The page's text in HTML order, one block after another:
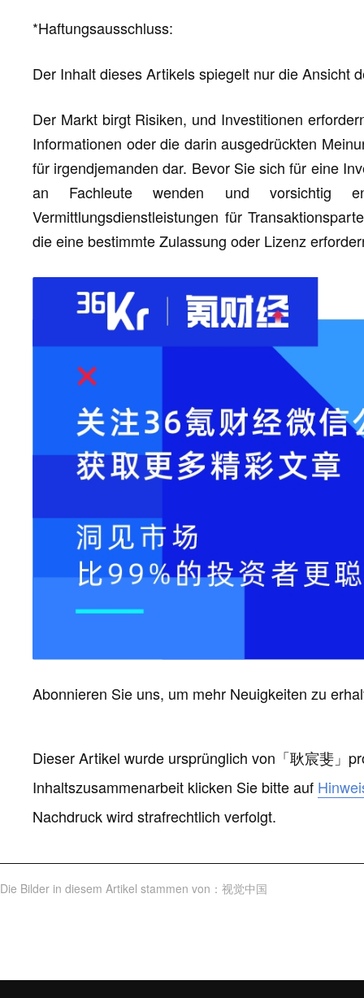
*Haftungsausschluss:
Der Inhalt dieses Artikels spiegelt nur die Ansicht
Der Markt birgt Risiken, und Investitionen
Informationen oder die darin ausgedrückten
für irgendjemanden dar. Bevor Sie sich für eine
an Fachleute wenden und vorsichtig
Vermittlungsdienstleistungen für
die eine bestimmte Zulassung oder Lizenz
Abonnieren Sie uns, um mehr Neuigkeiten zu
Dieser Artikel wurde ursprünglich von 「耿宸斐 」
Inhaltszusammenarbeit klicken Sie bitte auf
Nachdruck wird strafrechtlich verfolgt.
Die Bilder in diesem Artikel stammen von ： 视觉中国